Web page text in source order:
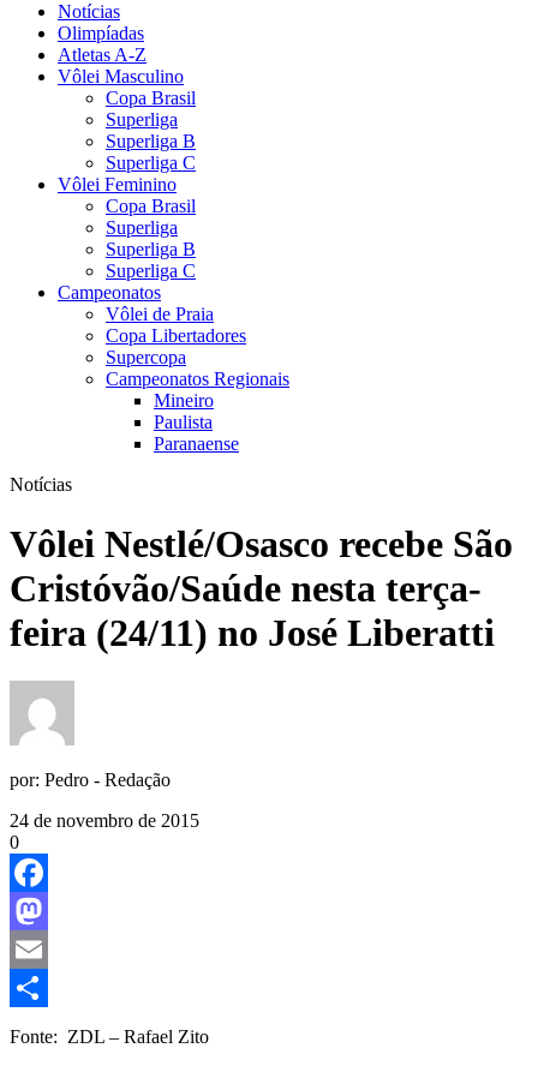
Notícias
Olimpíadas
Atletas A-Z
Vôlei Masculino
Copa Brasil
Superliga
Superliga B
Superliga C
Vôlei Feminino
Copa Brasil
Superliga
Superliga B
Superliga C
Campeonatos
Vôlei de Praia
Copa Libertadores
Supercopa
Campeonatos Regionais
Mineiro
Paulista
Paranaense
Notícias
Vôlei Nestlé/Osasco recebe São
Cristóvão/Saúde nesta terça-
feira (24/11) no José Liberatti
por: Pedro - Redação
24 de novembro de 2015
0
Facebook
Mastodon
Email
Share
Fonte: ZDL – Rafael Zito